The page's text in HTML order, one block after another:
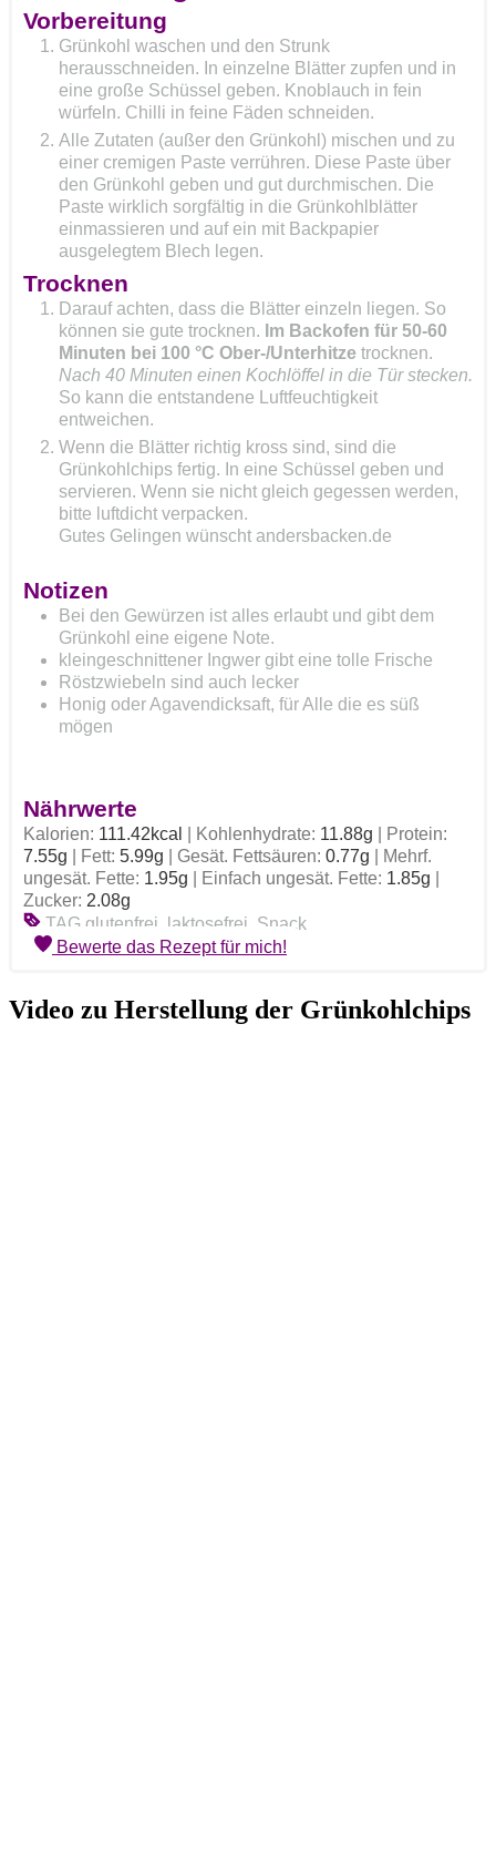
Vorbereitung
Grünkohl waschen und den Strunk
herausschneiden. In einzelne Blätter zupfen und in
eine große Schüssel geben. Knoblauch in fein
würfeln. Chilli in feine Fäden schneiden.
Alle Zutaten (außer den Grünkohl) mischen und zu
einer cremigen Paste verrühren. Diese Paste über
den Grünkohl geben und gut durchmischen. Die
Paste wirklich sorgfältig in die Grünkohlblätter
einmassieren und auf ein mit Backpapier
ausgelegtem Blech legen.
Trocknen
Darauf achten, dass die Blätter einzeln liegen. So
können sie gute trocknen. Im Backofen für 50-60
Minuten bei 100 °C Ober-/Unterhitze trocknen.
Nach 40 Minuten einen Kochlöffel in die Tür stecken.
So kann die entstandene Luftfeuchtigkeit
entweichen.
Wenn die Blätter richtig kross sind, sind die
Grünkohlchips fertig. In eine Schüssel geben und
servieren. Wenn sie nicht gleich gegessen werden,
bitte luftdicht verpacken.
Gutes Gelingen wünscht andersbacken.de
Notizen
Bei den Gewürzen ist alles erlaubt und gibt dem
Grünkohl eine eigene Note.
kleingeschnittener Ingwer gibt eine tolle Frische
Röstzwiebeln sind auch lecker
Honig oder Agavendicksaft, für Alle die es süß
mögen
Nährwerte
Kalorien: 111.42kcal Kohlenhydrate: 11.88g
Protein:
7.55g Fett: 5.99g Gesät. Fettsäuren: 0.77g
Mehrf.
ungesät. Fette: 1.95g Einfach ungesät. Fette: 1.85g
Zucker: 2.08g
TAG glutenfrei, laktosefrei, Snack
Bewerte das Rezept für mich!
Video zu Herstellung der Grünkohlchips